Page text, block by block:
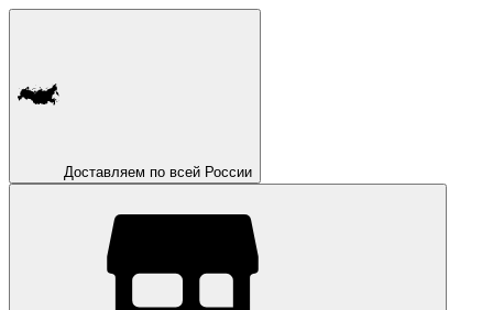
Доставляем по всей России